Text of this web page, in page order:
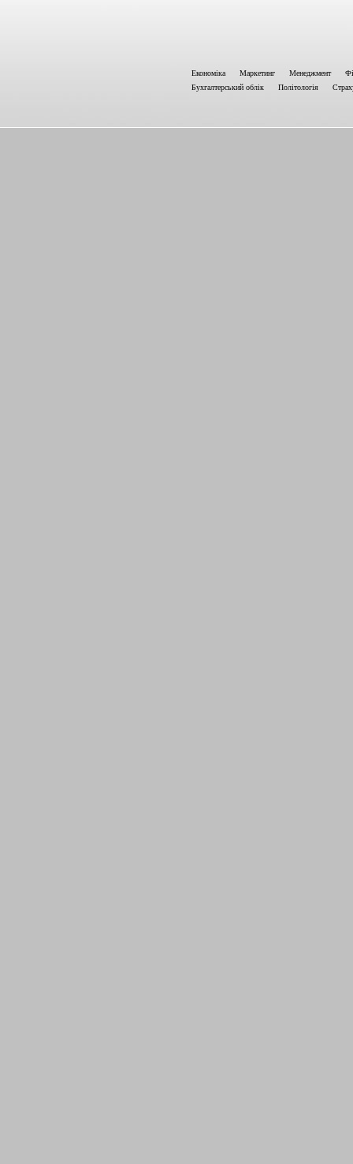
Економіка Маркетинг Менеджмент
Бухгалтерський облік
Політологія